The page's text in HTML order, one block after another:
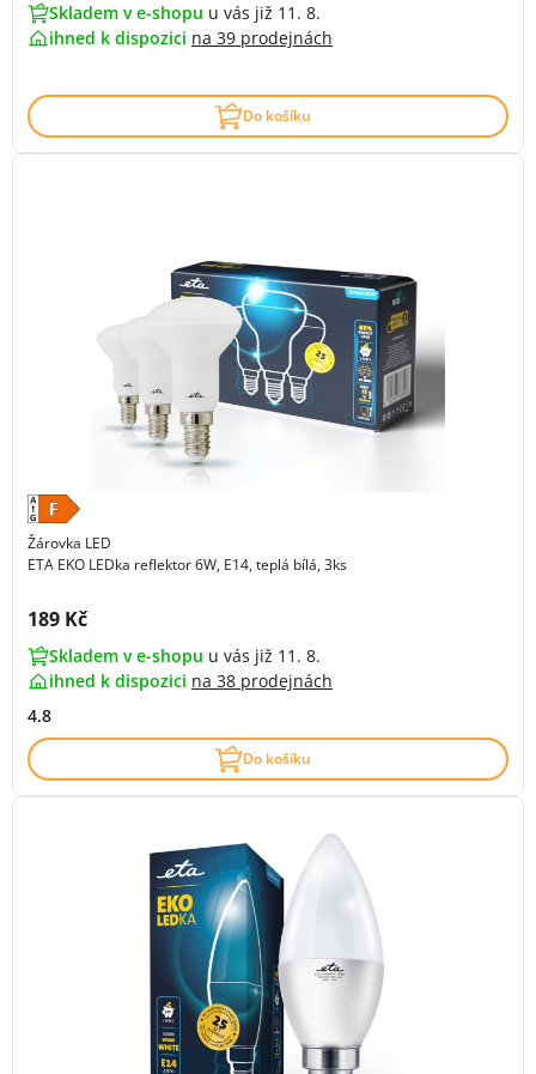
Skladem v e-shopu u vás již 11. 8.
ihned k dispozici na 39 prodejnách
Do košíku
Žárovka LED
ETA EKO LEDka reflektor 6W, E14, teplá bílá, 3ks
Cena s DPH:
189 Kč
Skladem v e-shopu u vás již 11. 8.
ihned k dispozici na 38 prodejnách
4.8
Do košíku